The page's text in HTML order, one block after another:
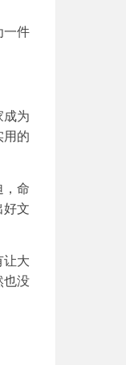
一件
成为
用的
，命
好文
让大
也没